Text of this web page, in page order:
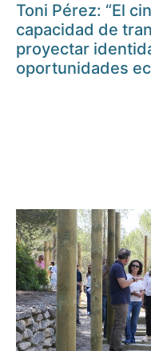
Toni Pérez: “El
capacidad de
proyectar
oportunidades